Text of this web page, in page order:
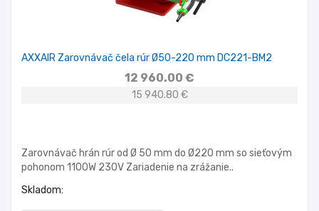
AXXAIR Zarovnávač čela rúr Ø50-220 mm DC221-BM2
12 960.00 €
15 940.80 €
Zarovnávač hrán rúr od Ø 50 mm do Ø220 mm so sieťovým
pohonom 1100W 230V Zariadenie na zrážanie..
Skladom: